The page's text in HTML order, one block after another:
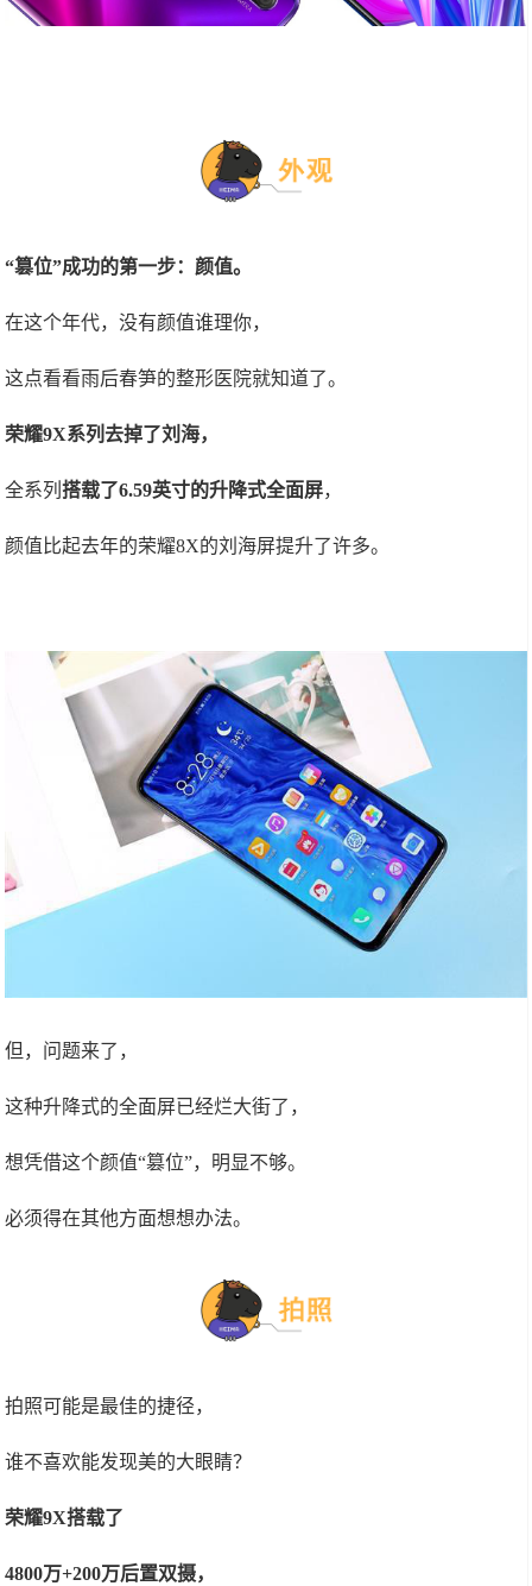
“篡位”成功的第一步：颜值。
在这个年代，没有颜值谁理你，
这点看看雨后春笋的整形医院就知道了。
荣耀9X系列去掉了刘海，
全系列搭载了6.59英寸的升降式全面屏，
颜值比起去年的荣耀8X的刘海屏提升了许多。
但，问题来了，
这种升降式的全面屏已经烂大街了，
想凭借这个颜值“篡位”，明显不够。
必须得在其他方面想想办法。
拍照可能是最佳的捷径，
谁不喜欢能发现美的大眼睛？
荣耀9X搭载了
4800万+200万后置双摄，